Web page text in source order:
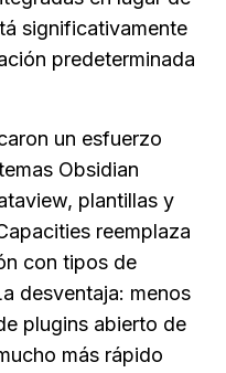
significativamente
predeterminada
un esfuerzo
Obsidian
plantillas y
reemplaza
con tipos de
desventaja: menos
plugins abierto de
más rápido